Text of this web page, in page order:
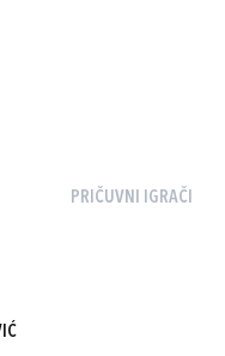
PRIČUVNI IGRAČI